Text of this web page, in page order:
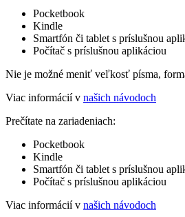
Pocketbook
Kindle
Smartfón či tablet s príslušnou
Počítač s príslušnou aplikáciou
Nie je možné meniť veľkosť písma,
Viac informácií v našich návodoch
Prečítate na zariadeniach:
Pocketbook
Kindle
Smartfón či tablet s príslušnou
Počítač s príslušnou aplikáciou
Viac informácií v našich návodoch